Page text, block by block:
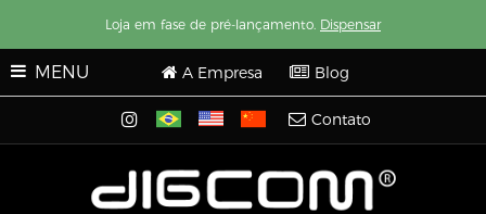
Loja em fase de pré-lançamento. Dispensar
MENU A Empresa Blog
Contato